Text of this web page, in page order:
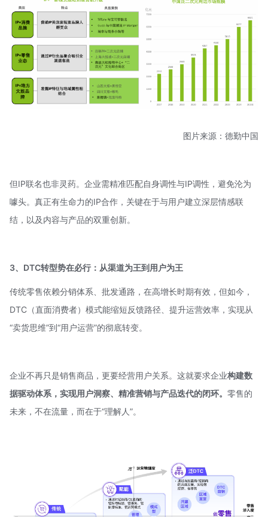
图片来源：德勤中国
但IP联名也非灵药。企业需精准匹配自身调性与IP调性，避免沦为
噱头。真正有生命力的IP合作，关键在于与用户建立深层情感联
结，以及内容与产品的双重创新。
3、 DTC转型势在必行： 从渠道为王到用户为王
传统零售依赖分销体系、批发通路，在高增长时期有效，但如今，
DTC（直面消费者）模式能缩短反馈路径、提升运营效率，实现从
“卖货思维”到“用户运营”的彻底转变。
企业不再只是销售商品，更要经营用户关系。这就要求企业构建数
据驱动体系，实现用户洞察、精准营销与产品迭代的闭环。 零售的
未来，不在流量，而在于“理解人”。